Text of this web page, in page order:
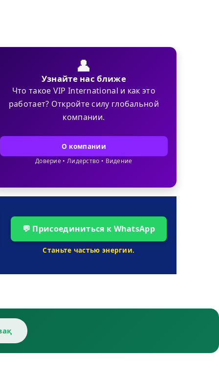
👤
Узнайте нас ближе
Что такое VIP International и как это
работает? Откройте силу глобальной
компании.
О компании
Доверие • Лидерство • Видение
💬 Присоединиться к WhatsApp
Станьте частью энергии.